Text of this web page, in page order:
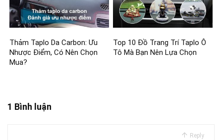
Thảm Taplo Da Carbon: Ưu
Nhược Điểm, Có Nên Chọn
Mua?
Top 10 Đồ Trang Trí Taplo Ô
Tô Mà Bạn Nên Lựa Chọn
1 Bình luận
Reply